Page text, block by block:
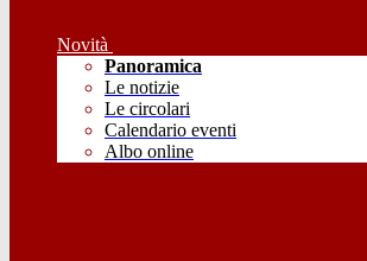
Novità
Panoramica
Le notizie
Le circolari
Calendario eventi
Albo online